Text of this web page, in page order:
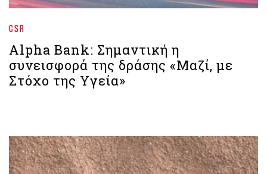
CSR
Alpha Bank: Σημαντική η
συνεισφορά της δράσης «Μαζί, με
Στόχο της Υγεία»